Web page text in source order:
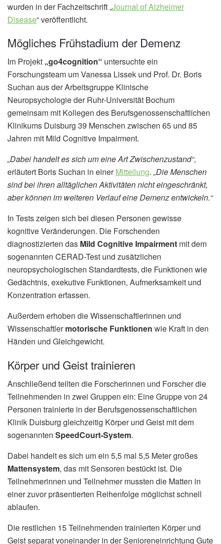
wurden in der Fachzeitschrift „Journal of Alzheimer
Disease“ veröffentlicht.
Mögliches Frühstadium der Demenz
Im Projekt „go4cognition“ untersuchte ein
Forschungsteam um Vanessa Lissek und Prof. Dr. Boris
Suchan aus der Arbeitsgruppe Klinische
Neuropsychologie der Ruhr-Universität Bochum
gemeinsam mit Kollegen des Berufsgenossenschaftlichen
Klinikums Duisburg 39 Menschen zwischen 65 und 85
Jahren mit Mild Cognitive Impairment.
„Dabei handelt es sich um eine Art Zwischenzustand“,
erläutert Boris Suchan in einerMitteilung. „Die Menschen
sind bei ihren alltäglichen Aktivitäten nicht eingeschränkt,
aber können im weiteren Verlauf eine Demenz entwickeln.“
In Tests zeigen sich bei diesen Personen gewisse
kognitive Veränderungen. Die Forschenden
diagnostizierten das Mild Cognitive Impairment mit dem
sogenannten CERAD-Test und zusätzlichen
neuropsychologischen Standardtests, die Funktionen wie
Gedächtnis, exekutive Funktionen, Aufmerksamkeit und
Konzentration erfassen.
Außerdem erhoben die Wissenschaftlerinnen und
Wissenschaftlermotorische Funktionen wie Kraft in den
Händen und Gleichgewicht.
Körper und Geist trainieren
Anschließend teilten die Forscherinnen und Forscher die
Teilnehmenden in zwei Gruppen ein: Eine Gruppe von 24
Personen trainierte in der Berufsgenossenschaftlichen
Klinik Duisburg gleichzeitig Körper und Geist mit dem
sogenannten SpeedCourt-System.
Dabei handelt es sich um ein 5,5 mal 5,5 Meter großes
Mattensystem, das mit Sensoren bestückt ist. Die
Teilnehmerinnen und Teilnehmer mussten die Matten in
einer zuvor präsentierten Reihenfolge möglichst schnell
ablaufen.
Die restlichen 15 Teilnehmenden trainierten Körper und
Geist separat voneinander in der Senioreneinrichtung Gute